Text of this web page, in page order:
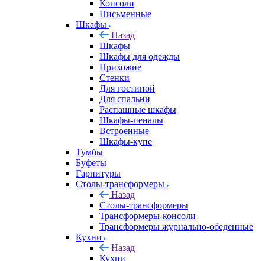
Консоли
Письменные
Шкафы
Назад
Шкафы
Шкафы для одежды
Прихожие
Стенки
Для гостиной
Для спальни
Распашные шкафы
Шкафы-пеналы
Встроенные
Шкафы-купе
Тумбы
Буфеты
Гарнитуры
Столы-трансформеры
Назад
Столы-трансформеры
Трансформеры-консоли
Трансформеры журнально-обеденные
Кухни
Назад
Кухни